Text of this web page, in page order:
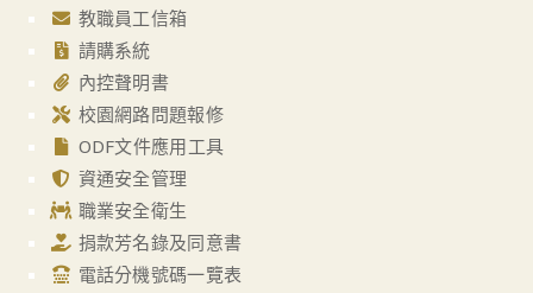
教職員工信箱
請購系統
內控聲明書
校園網路問題報修
ODF文件應用工具
資通安全管理
職業安全衛生
捐款芳名錄及同意書
電話分機號碼一覽表